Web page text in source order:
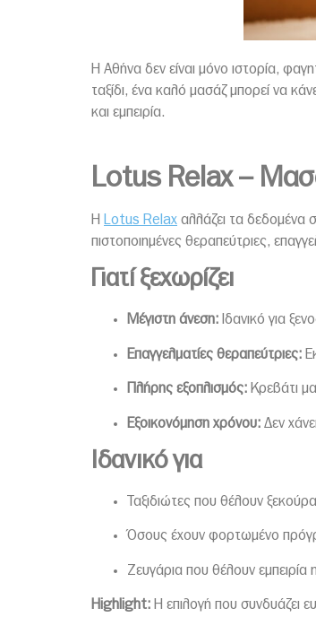
Η Αθήνα δεν είναι μόνο ιστορία,
ταξίδι, ένα καλό μασάζ μπορεί να
και εμπειρία.
Lotus Relax –
Η Lotus Relax αλλάζει τα δεδομένα
πιστοποιημένες θεραπεύτριες,
Γιατί ξεχωρίζει
Μέγιστη άνεση: Ιδανικό για
Επαγγελματίες θεραπεύτριες:
Πλήρης εξοπλισμός: Κρεβάτι
Εξοικονόμηση χρόνου: Δεν
Ιδανικό για
Ταξιδιώτες που θέλουν
Όσους έχουν φορτωμένο
Ζευγάρια που θέλουν εμπειρία
Highlight: Η επιλογή που συνδυάζει